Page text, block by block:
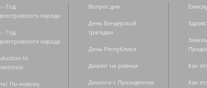
- Год
народа
- Год
народа
to
По-новому
Вопрос дня
День Бендерской
трагедии
День Республики
Диалог на равных
Диалоги с Президентом
Как
Как